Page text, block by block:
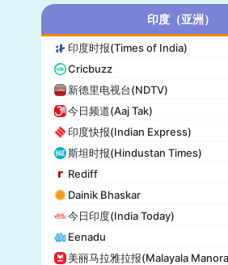
赫尔辛基日报(Helsingin Sanomat)
Origo
爱尔兰时报(Irish Times)
独立报(Independent)
MTV Uutiset
24.hu
晚邮报(Aftenposten)
DirBg
阿罗(Alo!)
政治报(Politiken)
24 Chasa
Fakti
印度（亚洲）
印度时报(Times of India)
Cricbuzz
新德里电视台(NDTV)
今日频道(Aaj Tak)
印度快报(Indian Express)
斯坦时报(Hindustan Times)
Rediff
Dainik Bhaskar
今日印度(India Today)
Eenadu
美丽马拉雅拉报(Malayala